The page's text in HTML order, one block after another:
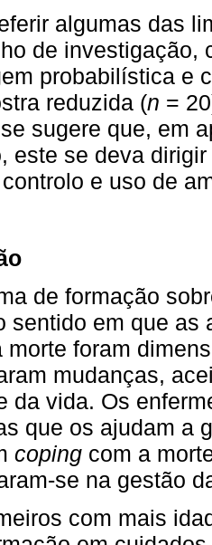
algumas das
de investigação,
probabilística e
reduzida (n =
sugere que, em
este se deva
e uso de
de formação
sentido em que as
morte foram
mudanças,
da vida. Os
que os ajudam a
coping com a
se na gestão
com mais